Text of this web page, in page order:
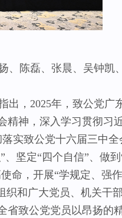
陈磊、张晨、吴钟凯
，2025年，致公党广
精神，深入学习贯彻习
实致公党十六届三中
坚定“四个自信”、做
命，开展“学规定、强
织和广大党员、机关干
省致公党党员以昂扬的